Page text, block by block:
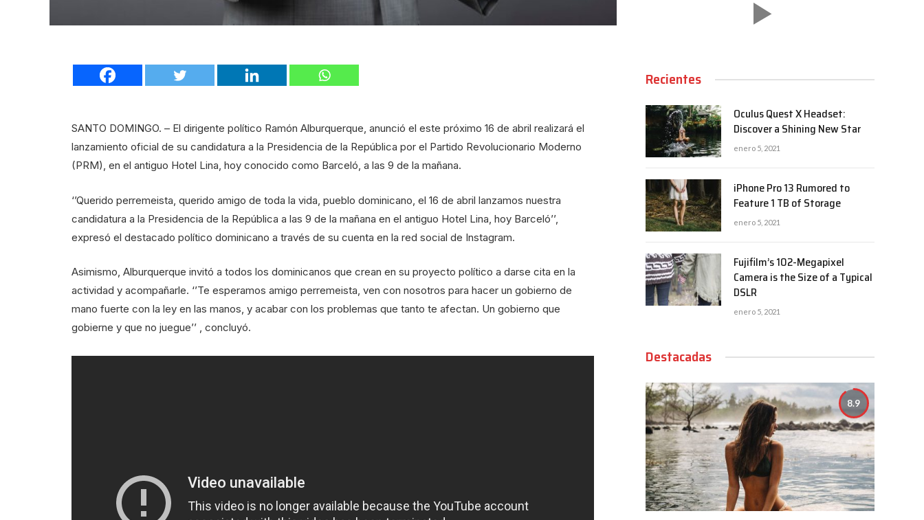
SANTO DOMINGO. – El dirigente político Ramón Alburquerque, anunció el este próximo 16 de abril realizará el
lanzamiento oficial de su candidatura a la Presidencia de la República por el Partido Revolucionario Moderno
(PRM), en el antiguo Hotel Lina, hoy conocido como Barceló, a las 9 de la mañana.
‘’Querido perremeista, querido amigo de toda la vida, pueblo dominicano, el 16 de abril lanzamos nuestra
candidatura a la Presidencia de la República a las 9 de la mañana en el antiguo Hotel Lina, hoy Barceló’’,
expresó el destacado político dominicano a través de su cuenta en la red social de Instagram.
Asimismo, Alburquerque invitó a todos los dominicanos que crean en su proyecto político a darse cita en la
actividad y acompañarle. ‘’Te esperamos amigo perremeista, ven con nosotros para hacer un gobierno de
mano fuerte con la ley en las manos, y acabar con los problemas que tanto te afectan. Un gobierno que
gobierne y que no juegue’’ , concluyó.
Recientes
Oculus Quest X Headset:
Discover a Shining New Star
enero 5, 2021
iPhone Pro 13 Rumored to
Feature 1 TB of Storage
enero 5, 2021
Fujifilm’s 102-Megapixel
Camera is the Size of a Typical
DSLR
enero 5, 2021
Destacadas
8.9